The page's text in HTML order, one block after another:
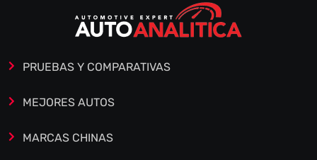
PRUEBAS Y COMPARATIVAS
MEJORES AUTOS
MARCAS CHINAS